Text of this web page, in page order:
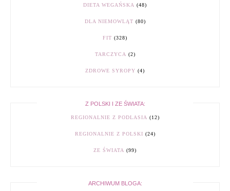
DIETA WEGAŃSKA (48)
DLA NIEMOWLĄT (80)
FIT (328)
TARCZYCA (2)
ZDROWE SYROPY (4)
Z POLSKI I ZE ŚWIATA:
REGIONALNIE Z PODLASIA (12)
REGIONALNIE Z POLSKI (24)
ZE ŚWIATA (99)
ARCHIWUM BLOGA: